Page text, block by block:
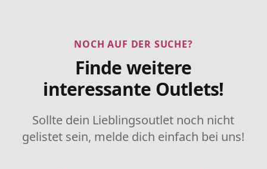
NOCH AUF DER SUCHE?
Finde weitere
interessante Outlets!
Sollte dein Lieblingsoutlet noch nicht
gelistet sein, melde dich einfach bei uns!